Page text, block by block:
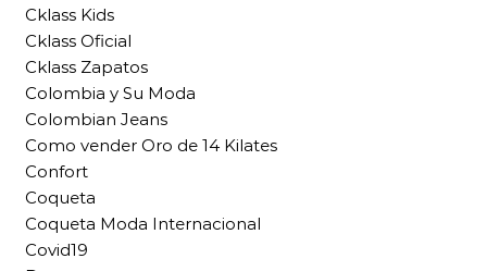
Cklass Kids
Cklass Oficial
Cklass Zapatos
Colombia y Su Moda
Colombian Jeans
Como vender Oro de 14 Kilates
Confort
Coqueta
Coqueta Moda Internacional
Covid19